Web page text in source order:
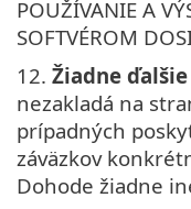
POUŽÍVANIE A
SOFTVÉROM
12. Žiadne
nezakladá na
prípadných
záväzkov
Dohode žiadne